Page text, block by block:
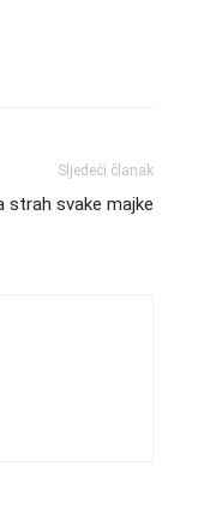
Sljedeći članak
strah svake majke